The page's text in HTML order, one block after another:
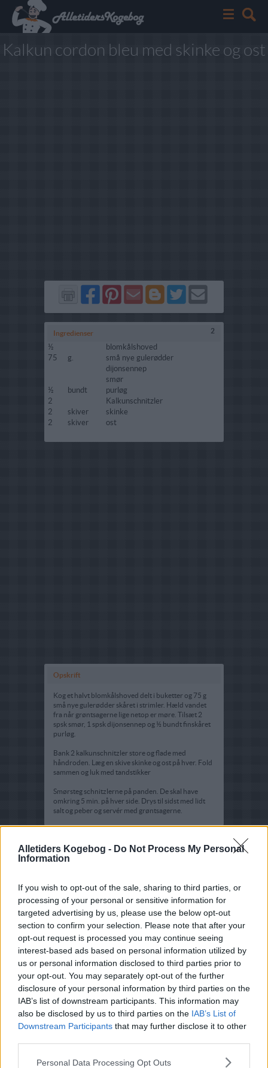
Alletiders Kogebog - Do Not Process My Personal
Information
If you wish to opt-out of the sale, sharing to third parties, or
processing of your personal or sensitive information for
targeted advertising by us, please use the below opt-out
section to confirm your selection. Please note that after your
opt-out request is processed you may continue seeing
interest-based ads based on personal information utilized by
us or personal information disclosed to third parties prior to
your opt-out. You may separately opt-out of the further
disclosure of your personal information by third parties on the
IAB’s list of downstream participants. This information may
also be disclosed by us to third parties on the IAB’s List of
Downstream Participants that may further disclose it to other
Personal Data Processing Opt Outs
Kalkun cordon bleu med skinke og ost
Del
på
Facebook
Del
på
Pinterest
Send
via
GMail
Del
på
Blogger
Del
på
Twitter
Send
Ingredienser 2
½
blomkålshoved
75
g.
små nye gulerødder
dijonsennep
smør
½
bundt
purløg
2
Kalkunschnitzler
2
skiver
skinke
2
skiver ost
Opskrift
Kog et halvt blomkålshoved delt i buketter og 75 g
små nye gulerødder skåret i strimler. Hæld vandet
fra når grøntsagerne lige netop er møre. Tilsæt 2
spsk smør, 1 spsk dijonsennep og ½ bundt finskåret
purløg.
Bank 2 kalkunschnitzler store og flade med
håndroden. Læg en skive skinke og ost på hver. Fold
sammen og luk med tandstikker
Smørsteg schnitzlerne på panden. De skal have
omkring 5 min. på hver side. Drys til sidst med lidt
salt og peber og servér med grøntsagerne.
Opskriftsinfo